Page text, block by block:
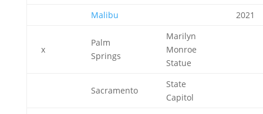
Malibu
2021
x
Palm
Springs
Marilyn
Monroe
Statue
Sacramento
State
Capitol